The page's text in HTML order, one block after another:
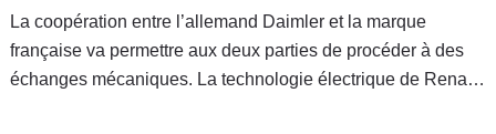
La coopération entre l’allemand Daimler et la marque
française va permettre aux deux parties de procéder à des
échanges mécaniques. La technologie électrique de Renault